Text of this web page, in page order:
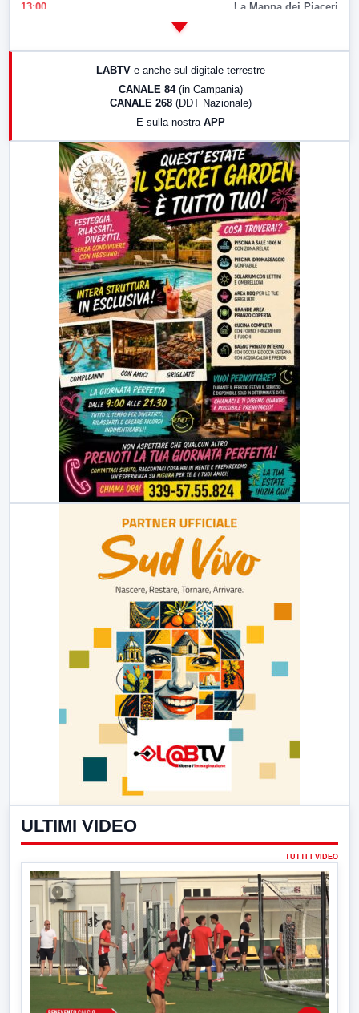
13:00 La Mappa dei Piaceri
LabNews (replica)
LABTV e anche sul digitale terrestre
CANALE 84 (in Campania)
CANALE 268 (DDT Nazionale)
E sulla nostra APP
ULTIMI VIDEO
TUTTI I VIDEO